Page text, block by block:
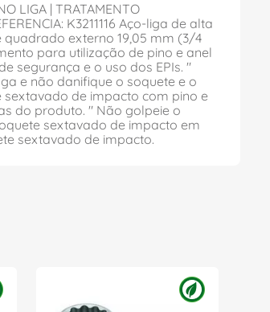
LIGA | TRATAMENTO
K3211116 Aço-liga de alta
externo 19,05 mm (3/4
para utilização de pino e anel
segurança e o uso dos EPIs. "
e não danifique o soquete e o
de impacto com pino e
do produto. " Não golpeie o
sextavado de impacto em
sextavado de impacto.